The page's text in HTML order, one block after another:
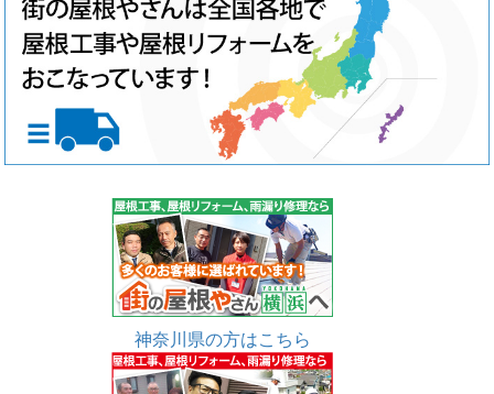
神奈川県の方はこちら